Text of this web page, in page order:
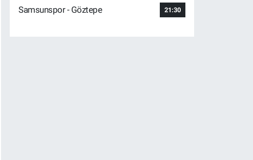
Samsunspor - Göztepe
21:30